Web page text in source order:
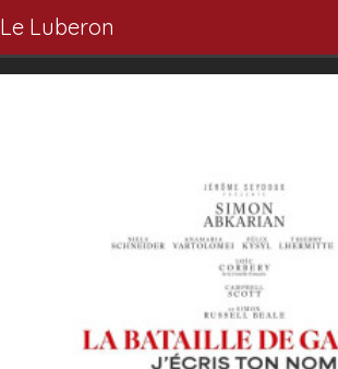
Le Luberon